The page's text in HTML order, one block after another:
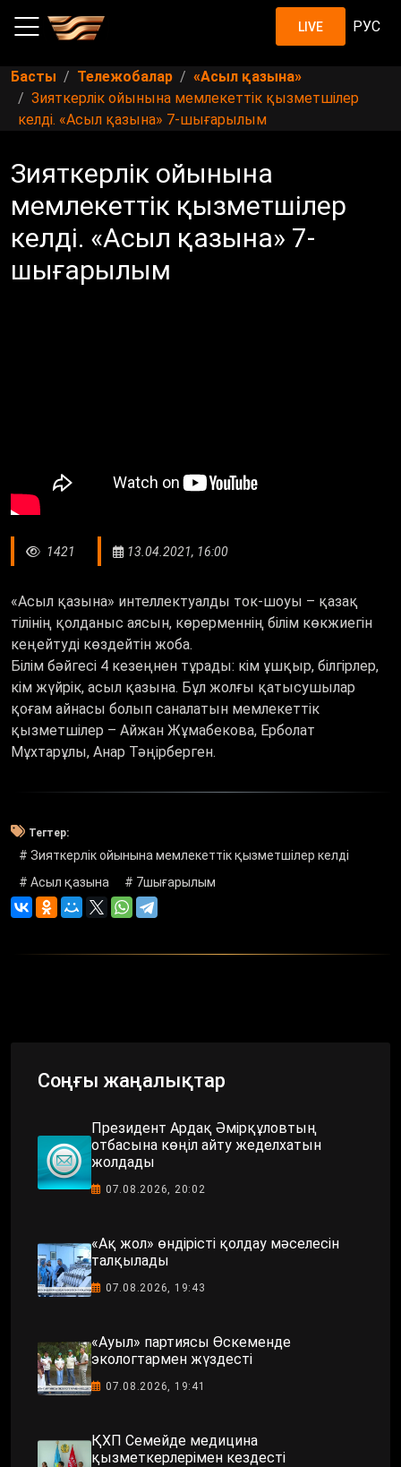
LIVE РУС
Басты Тележобалар
«Асыл қазына»
Зияткерлік ойынына мемлекеттік қызметшілер
келді. «Асыл қазына» 7-шығарылым
Зияткерлік ойынына
мемлекеттік қызметшілер
келді. «Асыл қазына» 7-
шығарылым
1421 13.04.2021, 16:00
«Асыл қазына» интеллектуалды ток-шоуы – қазақ
тілінің қолданыс аясын, көрерменнің білім көкжиегін
кеңейтуді көздейтін жоба.
Білім бәйгесі 4 кезеңнен тұрады: кім ұшқыр, білгірлер,
кім жүйрік, асыл қазына. Бұл жолғы қатысушылар
қоғам айнасы болып саналатын мемлекеттік
қызметшілер – Айжан Жұмабекова, Ерболат
Мұхтарұлы, Анар Тәңірберген.
Тегтер:
# Зияткерлік ойынына мемлекеттік қызметшілер келді
# Асыл қазына
# 7шығарылым
Соңғы жаңалықтар
Президент Ардақ Әмірқұловтың
отбасына көңіл айту жеделхатын
жолдады
07.08.2026, 20:02
«Ақ жол» өндірісті қолдау мәселесін
талқылады
07.08.2026, 19:43
«Ауыл» партиясы Өскеменде
экологтармен жүздесті
07.08.2026, 19:41
ҚХП Семейде медицина
қызметкерлерімен кездесті